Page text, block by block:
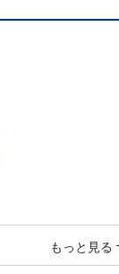
もっと見る